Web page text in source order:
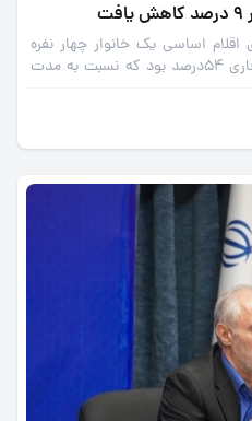
اقلام اساسی یک خانوار چهار نفره
نسبت به درآمد در شهریور سال جاری 54درصد بود که نسبت به مدت